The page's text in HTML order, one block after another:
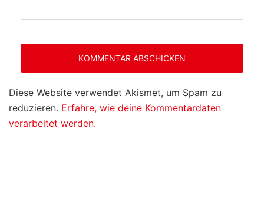
Diese Website verwendet Akismet, um Spam zu
reduzieren. Erfahre, wie deine Kommentardaten
verarbeitet werden.